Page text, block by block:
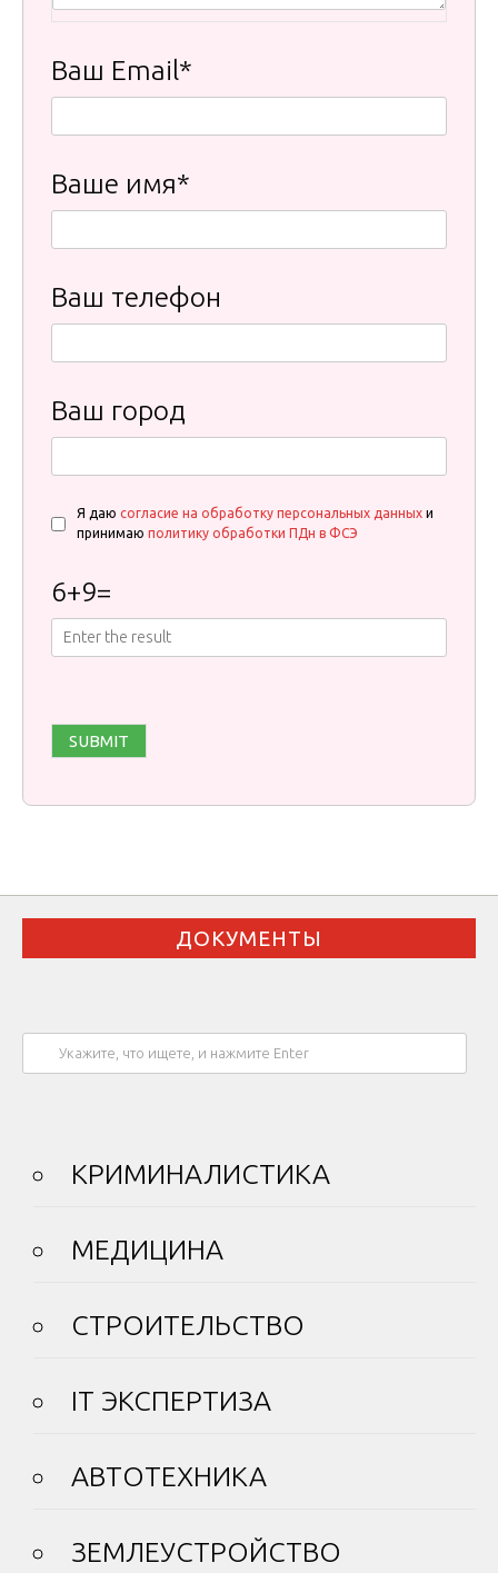
Ваш Email*
Ваше имя*
Ваш телефон
Ваш город
Я даю согласие на обработку персональных данных и
принимаю политику обработки ПДн в ФСЭ
6+9=
ДОКУМЕНТЫ
КРИМИНАЛИСТИКА
МЕДИЦИНА
СТРОИТЕЛЬСТВО
IT ЭКСПЕРТИЗА
АВТОТЕХНИКА
ЗЕМЛЕУСТРОЙСТВО